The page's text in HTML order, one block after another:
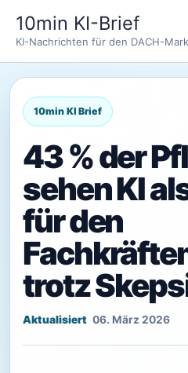
Inhalt
springen
10min KI-Brief
KI-Nachrichten für den DACH-
43 % der
sehen KI
für den
trotz
06. März 2026